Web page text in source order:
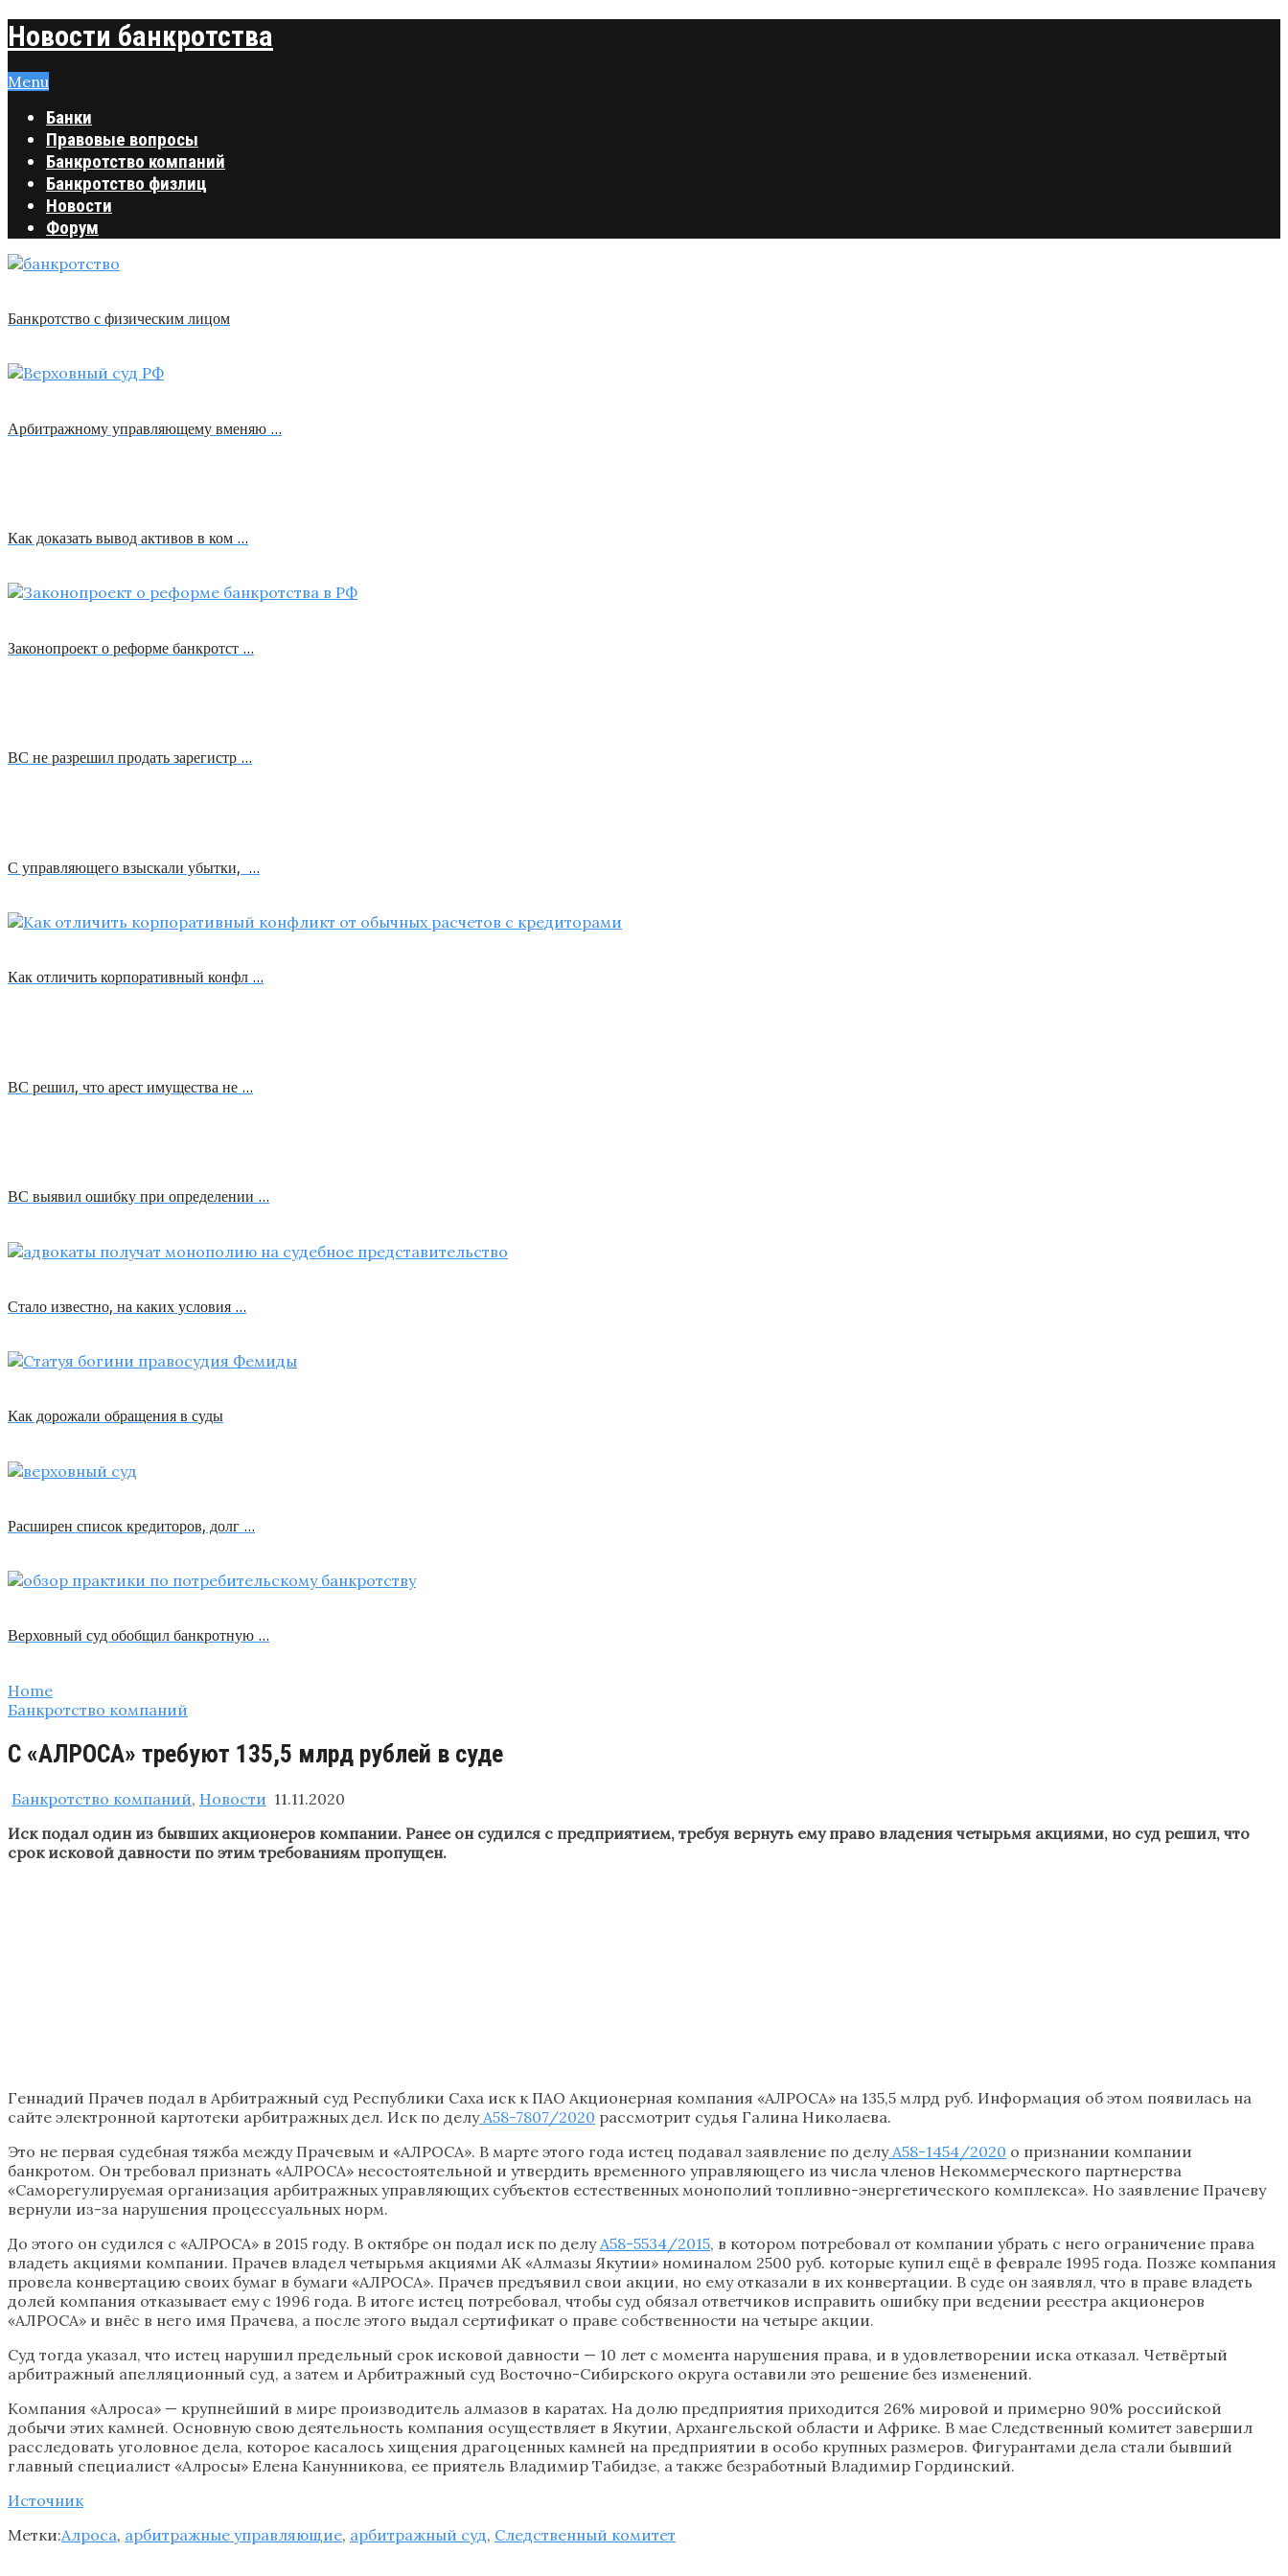
Новости банкротства
Menu
Банки
Правовые вопросы
Банкротство компаний
Банкротство физлиц
Новости
Форум
Банкротство с физическим лицом
Арбитражному управляющему вменяю …
Как доказать вывод активов в ком …
Законопроект о реформе банкротст …
ВС не разрешил продать зарегистр …
С управляющего взыскали убытки, …
Как отличить корпоративный конфл …
ВС решил, что арест имущества не …
ВС выявил ошибку при определении …
Стало известно, на каких условия …
Как дорожали обращения в суды
Расширен список кредиторов, долг …
Верховный суд обобщил банкротную …
Home
Банкротство компаний
С «АЛРОСА» требуют 135,5 млрд рублей в суде
Банкротство компаний, Новости 11.11.2020
Иск подал один из бывших акционеров компании. Ранее он судился с предприятием, требуя вернуть ему право владения четырьмя акциями, но суд решил, что
срок исковой давности по этим требованиям пропущен.
Геннадий Прачев подал в Арбитражный суд Республики Саха иск к ПАО Акционерная компания «АЛРОСА» на 135,5 млрд руб. Информация об этом появилась на
сайте электронной картотеки арбитражных дел. Иск по делуА58-7807/2020 рассмотрит судья Галина Николаева.
Это не первая судебная тяжба между Прачевым и «АЛРОСА». В марте этого года истец подавал заявление по делуА58-1454/2020 о признании компании
банкротом. Он требовал признать «АЛРОСА» несостоятельной и утвердить временного управляющего из числа членов Некоммерческого партнерства
«Саморегулируемая организация арбитражных управляющих субъектов естественных монополий топливно-энергетического комплекса». Но заявление Прачеву
вернули из-за нарушения процессуальных норм.
До этого он судился с «АЛРОСА» в 2015 году. В октябре он подал иск по делу А58-5534/2015, в котором потребовал от компании убрать с него ограничение права
владеть акциями компании. Прачев владел четырьмя акциями АК «Алмазы Якутии» номиналом 2500 руб. которые купил ещё в феврале 1995 года. Позже компания
провела конвертацию своих бумаг в бумаги «АЛРОСА». Прачев предъявил свои акции, но ему отказали в их конвертации. В суде он заявлял, что в праве владеть
долей компания отказывает ему с 1996 года. В итоге истец потребовал, чтобы суд обязал ответчиков исправить ошибку при ведении реестра акционеров
«АЛРОСА» и внёс в него имя Прачева, а после этого выдал сертификат о праве собственности на четыре акции.
Суд тогда указал, что истец нарушил предельный срок исковой давности — 10 лет с момента нарушения права, и в удовлетворении иска отказал. Четвёртый
арбитражный апелляционный суд, а затем и Арбитражный суд Восточно-Сибирского округа оставили это решение без изменений.
Компания «Алроса» — крупнейший в мире производитель алмазов в каратах. На долю предприятия приходится 26% мировой и примерно 90% российской
добычи этих камней. Основную свою деятельность компания осуществляет в Якутии, Архангельской области и Африке. В мае Следственный комитет завершил
расследовать уголовное дела, которое касалось хищения драгоценных камней на предприятии в особо крупных размеров. Фигурантами дела стали бывший
главный специалист «Алросы» Елена Канунникова, ее приятель Владимир Табидзе, а также безработный Владимир Гординский.
Источник
Метки:Алроса, арбитражные управляющие, арбитражный суд, Следственный комитет